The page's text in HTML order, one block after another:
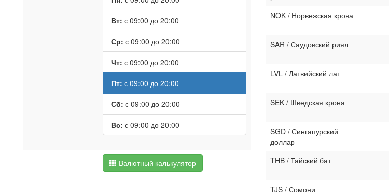
Вт: с 09:00 до 20:00
Ср: с 09:00 до 20:00
Чт: с 09:00 до 20:00
Пт: с 09:00 до 20:00
Сб: с 09:00 до 20:00
Вс: с 09:00 до 20:00
Валютный калькулятор
NOK / Норвежская крона
SAR / Саудовский риял
LVL / Латвийский лат
SEK / Шведская крона
SGD / Сингапурский
доллар
THB / Тайский бат
TJS / Сомони